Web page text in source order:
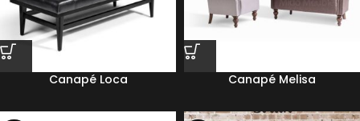
Canapé Loca Canapé Melisa